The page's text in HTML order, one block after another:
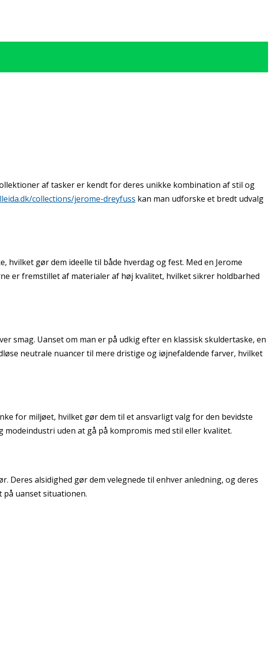
af tasker er kendt for deres unikke kombination af stil og
collections/jerome-dreyfuss kan man udforske et bredt udvalg
hvilket gør dem ideelle til både hverdag og fest. Med en Jerome
er fremstillet af materialer af høj kvalitet, hvilket sikrer holdbarhed
smag. Uanset om man er på udkig efter en klassisk skuldertaske, en
neutrale nuancer til mere dristige og iøjnefaldende farver, hvilket
for miljøet, hvilket gør dem til et ansvarligt valg for den bevidste
uden at gå på kompromis med stil eller kvalitet.
Deres alsidighed gør dem velegnede til enhver anledning, og deres
på uanset situationen.